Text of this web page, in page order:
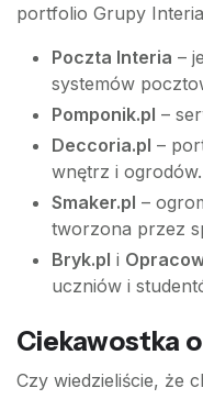
portfolio Grupy
Poczta Interia –
systemów
Pomponik.pl –
Deccoria.pl –
wnętrz i ogrodów.
Smaker.pl –
tworzona przez
Bryk.pl i
uczniów i
Ciekawostka
Czy wiedzieliście, że